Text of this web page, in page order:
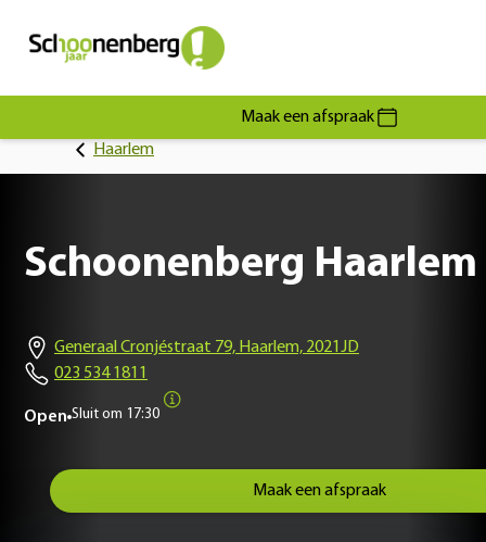
Maak een afspraak
Haarlem
Schoonenberg Haarlem
Generaal Cronjéstraat 79, Haarlem, 2021JD
023 534 1811
Open Sluit om 17:30
Maak een afspraak